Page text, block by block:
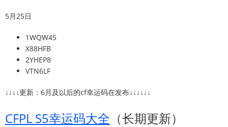
5月25日
1WQW45
X88HFB
2YHEP8
VTN6LF
↓↓↓↓更新：6月及以后的cf幸运码在发布↓↓↓↓↓↓
CFPL S5幸运码大全 （长期更新）